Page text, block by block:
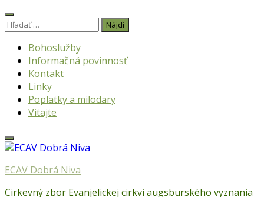
Skip
to
Hľadať:
Bohoslužby
Informačná povinnosť
Kontakt
Linky
Poplatky a milodary
Vitajte
ECAV Dobrá Niva
Cirkevný zbor Evanjelickej cirkvi augsburského vyznania